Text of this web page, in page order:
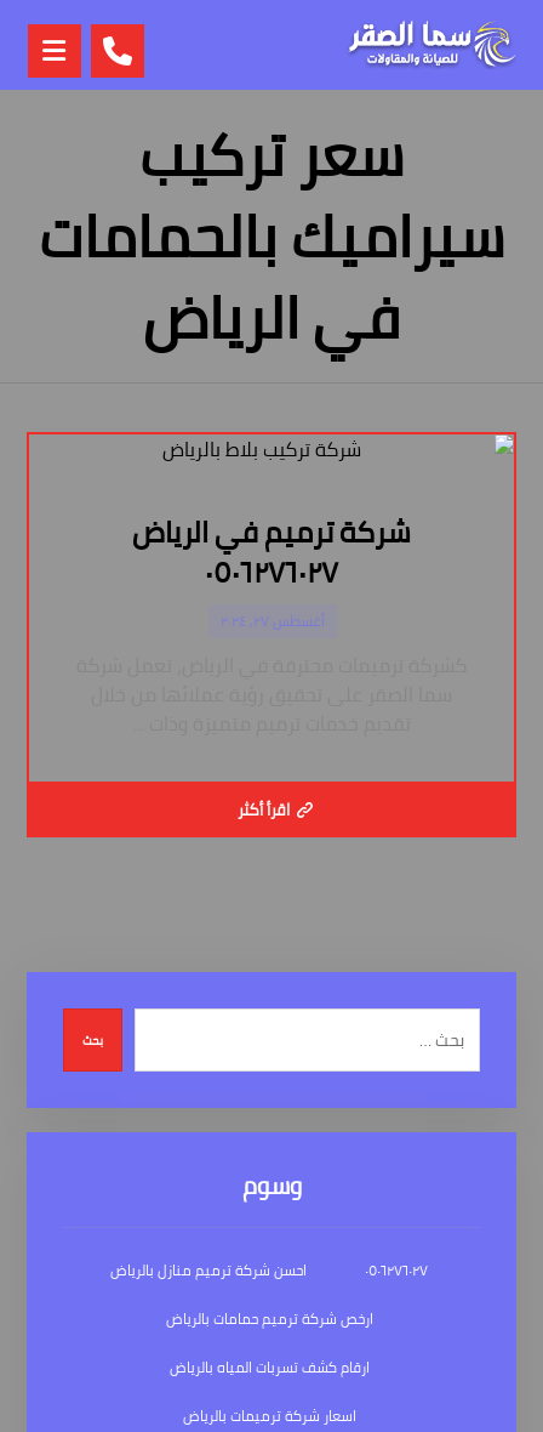
سعر تركيب
سيراميك بالحمامات
في الرياض
شركة ترميم في الرياض
٠٥٠٦٢٧٦٠٢٧
أغسطس ٢٧, ٢٠٢٤
اقرأ أكثر
بحث
وسوم
٠٥٠٦٢٧٦٠٢٧
احسن شركة ترميم منازل بالرياض
ارخص شركة ترميم حمامات بالرياض
ارقام كشف تسربات المياه بالرياض
اسعار شركة ترميمات بالرياض